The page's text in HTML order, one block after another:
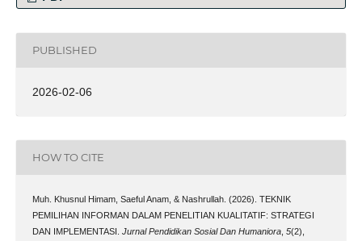
PUBLISHED
2026-02-06
HOW TO CITE
Muh. Khusnul Himam, Saeful Anam, & Nashrullah. (2026). TEKNIK
PEMILIHAN INFORMAN DALAM PENELITIAN KUALITATIF: STRATEGI
DAN IMPLEMENTASI. Jurnal Pendidikan Sosial Dan Humaniora, 5(2),